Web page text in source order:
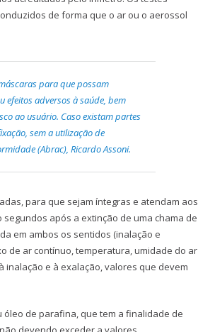
de forma que o ar ou o aerossol
para que possam
efeitos adversos à saúde, bem
ao usuário. Caso existam partes
sem a utilização de
(Abrac), Ricardo Assoni.
para que sejam íntegras e atendam aos
após a extinção de uma chama de
em ambos os sentidos (inalação e
de ar contínuo, temperatura, umidade do ar
e à exalação, valores que devem
de parafina, que tem a finalidade de